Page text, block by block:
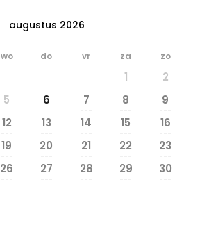
augustus 2026
wo do vr za zo
1
2
5 6 7
---
8
---
9
---
12
---
13
---
14
---
15
---
16
---
19
---
20
---
21
---
22
---
23
---
26
---
27
---
28
---
29
---
30
---